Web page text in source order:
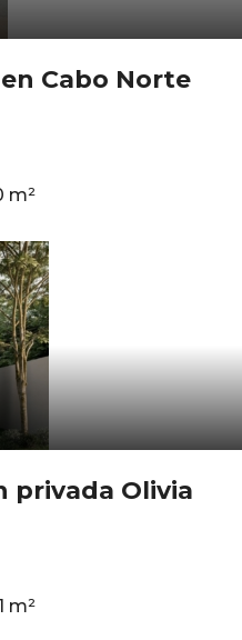
Cabo Norte
m²
privada Olivia
m²